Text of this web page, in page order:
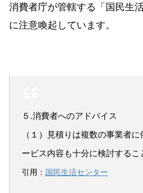
消費者庁が管轄する「国民生
に注意喚起しています。
５.消費者へのアドバイス
（１）見積りは複数の事業者
ービス内容も十分に検討するこ
引用： 国民生活センター